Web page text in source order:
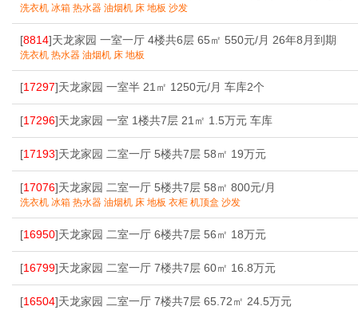
洗衣机 冰箱 热水器 油烟机 床 地板 沙发
[8814]天龙家园 一室一厅 4楼共6层 65㎡ 550元/月 26年8月到期
洗衣机 热水器 油烟机 床 地板
[17297]天龙家园 一室半 21㎡ 1250元/月 车库2个
[17296]天龙家园 一室 1楼共7层 21㎡ 1.5万元 车库
[17193]天龙家园 二室一厅 5楼共7层 58㎡ 19万元
[17076]天龙家园 二室一厅 5楼共7层 58㎡ 800元/月
洗衣机 冰箱 热水器 油烟机 床 地板 衣柜 机顶盒 沙发
[16950]天龙家园 二室一厅 6楼共7层 56㎡ 18万元
[16799]天龙家园 二室一厅 7楼共7层 60㎡ 16.8万元
[16504]天龙家园 二室一厅 7楼共7层 65.72㎡ 24.5万元